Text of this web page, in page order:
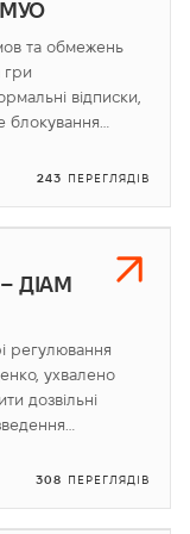
МУО
та обмежень
гри
відписки,
блокування…
243 ПЕРЕГЛЯДІВ
– ДІАМ
регулювання
ухвалено
дозвільні
308 ПЕРЕГЛЯДІВ